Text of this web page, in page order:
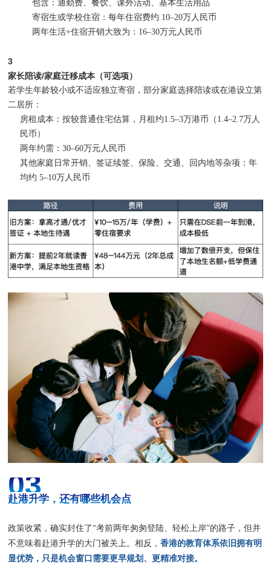
包含：通勤费、餐饮、课外活动、基本生活用品
寄宿生或学校住宿：每年住宿费约 10–20万人民币
两年生活+住宿开销大致为：16–30万元人民币
3
家长陪读/家庭迁移成本（可选项）
若学生年龄较小或不适应独立寄宿，部分家庭选择陪读或在港设立第
二居所：
房租成本：按较普通住宅估算，月租约1.5–3万港币（1.4–2.7万人
民币）
两年约需：30–60万元人民币
其他家庭日常开销、签证续签、保险、交通、回内地等杂项：年
均约 5–10万人民币
03
赴港升学，还有哪些机会点
政策收紧，确实封住了“考前两年匆匆登陆、轻松上岸”的路子，但并
不意味着赴港升学的大门被关上。相反，香港的教育体系依旧拥有明
显优势，只是机会窗口需要更早规划、更精准对接。